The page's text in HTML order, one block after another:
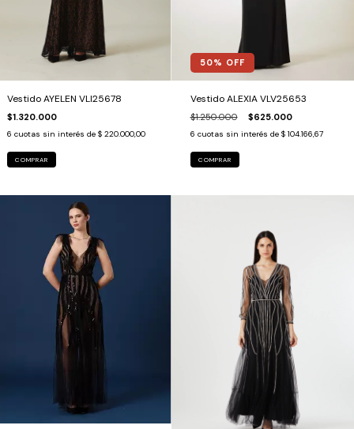
Vestido AYELEN VLI25678
$1.320.000
6 cuotas sin interés de $ 220.000,00
COMPRAR
50% OFF
Vestido ALEXIA VLV25653
$1.250.000 $625.000
6 cuotas sin interés de $ 104.166,67
COMPRAR